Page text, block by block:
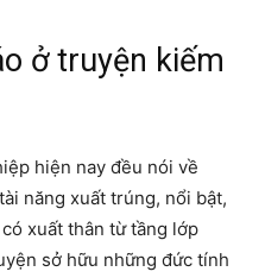
ở truyện kiếm
hiện nay đều nói về
năng xuất trúng, nổi bật,
xuất thân từ tầng lớp
sở hữu những đức tính